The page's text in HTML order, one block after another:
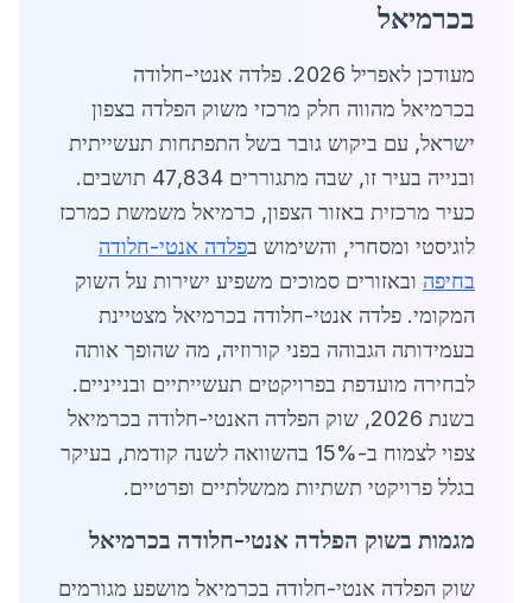
בכרמיאל
מעודכן לאפריל 2026. פלדה אנטי-חלודה
בכרמיאל מהווה חלק מרכזי משוק הפלדה בצפון
ישראל, עם ביקוש גובר בשל התפתחות תעשייתית
ובנייה בעיר זו, שבה מתגוררים 47,834 תושבים.
כעיר מרכזית באזור הצפון, כרמיאל משמשת כמרכז
לוגיסטי ומסחרי, והשימוש בפלדה אנטי-חלודה
בחיפה ובאזורים סמוכים משפיע ישירות על השוק
המקומי. פלדה אנטי-חלודה בכרמיאל מצטיינת
בעמידותה הגבוהה בפני קורוזיה, מה שהופך אותה
לבחירה מועדפת בפרויקטים תעשייתיים ובנייניים.
בשנת 2026, שוק הפלדה האנטי-חלודה בכרמיאל
צפוי לצמוח ב-15% בהשוואה לשנה קודמת, בעיקר
בגלל פרויקטי תשתיות ממשלתיים ופרטיים.
מגמות בשוק הפלדה אנטי-חלודה בכרמיאל
שוק הפלדה אנטי-חלודה בכרמיאל מושפע מגורמים